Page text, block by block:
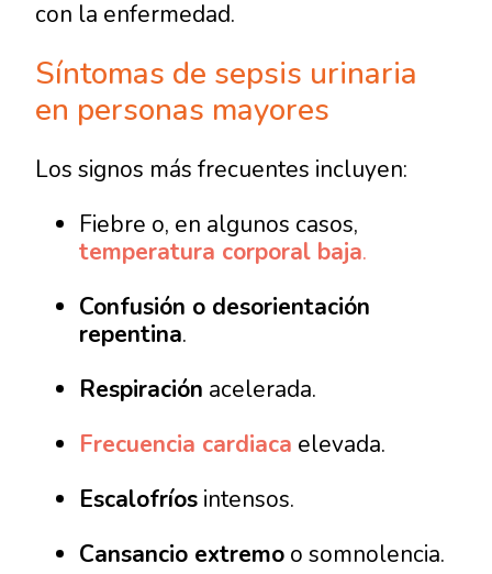
con la enfermedad.
Síntomas de sepsis urinaria
en personas mayores
Los signos más frecuentes incluyen:
Fiebre o, en algunos casos,
temperatura corporal baja.
Confusión o desorientación
repentina.
Respiración acelerada.
Frecuencia cardiaca elevada.
Escalofríos intensos.
Cansancio extremo o somnolencia.